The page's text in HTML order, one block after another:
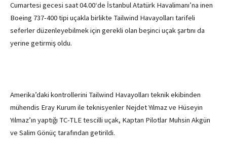
Cumartesi gecesi saat 04.00‘de İstanbul Atatürk Havalimanı’na inen
Boeing 737-400 tipi uçakla birlikte Tailwind Havayolları tarifeli
seferler düzenleyebilmek için gerekli olan beşinci uçak şartını da
yerine getirmiş oldu.
Amerika’daki kontrollerini Tailwind Havayolları teknik ekibinden
mühendis Eray Kurum ile teknisyenler Nejdet Yılmaz ve Hüseyin
Yılmaz’ın yaptığı TC-TLE tescilli uçak, Kaptan Pilotlar Muhsin Akgün
ve Salim Gönüç tarafından getirildi.